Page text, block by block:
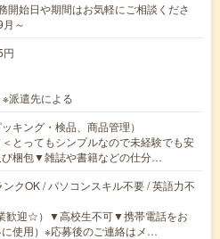
始日や期間はお気軽にご相談くださ
～
円
派遣先による
キング・検品、商品管理）
とってもシンプルなので未経験でも安
梱包▼雑誌や書籍などの仕分…
クOK / パソコンスキル不要 / 英語力不
歓迎☆）▼高校生不可▼携帯電話をお
使用）※応募後のご連絡はメ…